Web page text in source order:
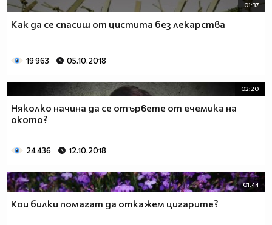
01:37
Как да се спасиш от цистита без лекарства
19 963 05.10.2018
02:20
Няколко начина да се отървете от ечемика на
окото?
24 436 12.10.2018
01:44
Кои билки помагат да откажем цигарите?